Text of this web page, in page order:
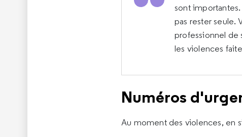
sont
pas rester seule.
professionnel de
les violences
Numéros
Au moment des violences, en